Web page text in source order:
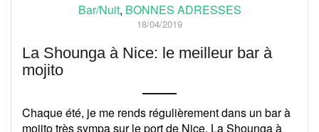
Bar/Nuit, BONNES ADRESSES
18/04/2019
La Shounga à Nice: le meilleur bar à
mojito
Chaque été, je me rends régulièrement dans un bar à
mojito très sympa sur le port de Nice, La Shounga à